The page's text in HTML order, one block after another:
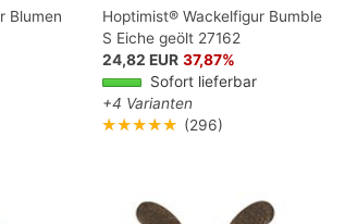
Blumen
Hoptimist® Wackelfigur Bumble
S Eiche geölt 27162
24,82 EUR 37,87%
Sofort lieferbar
+4 Varianten
★★★★★ (296)